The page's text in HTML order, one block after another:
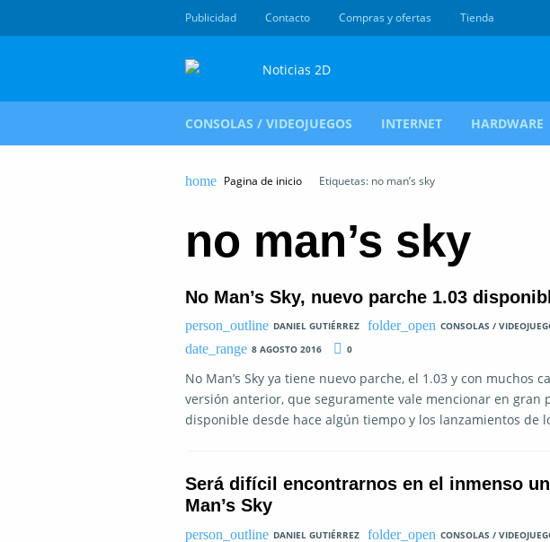
Publicidad Contacto Compras y ofertas Tienda
CONSOLAS / VIDEOJUEGOS INTERNET HARDWARE
Pagina de inicio Etiquetas: no man’s sky
no man’s sky
No Man’s Sky, nuevo parche 1.03
DANIEL GUTIÉRREZ
CONSOLAS /
8 AGOSTO 2016
0
No Man’s Sky ya tiene nuevo parche, el 1.03 y con muchos
versión anterior, que seguramente vale mencionar en gran
disponible desde hace algún tiempo y los lanzamientos de
Será difícil encontrarnos en el inmenso
Man’s Sky
DANIEL GUTIÉRREZ
CONSOLAS /